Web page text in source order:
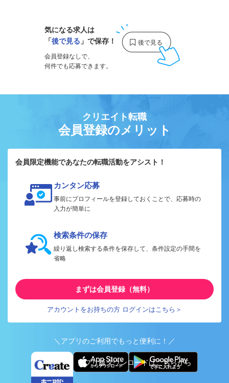
気になる求人は
「後で見る 」で保存！
会員登録なしで、
何件でも応募できます。
クリエイト転職
会員登録のメリット
会員限定機能であなたの転職活動をアシスト！
カンタン応募
事前にプロフィールを登録しておくことで、応募時の
入力が簡単に
検索条件の保存
繰り返し検索する条件を保存して、条件設定の手間を
省略
まずは会員登録（無料）
アカウントをお持ちの方 ログインはこちら＞
＼アプリのご利用でもっと便利に！／
アプリ版ダウンロードはこちらから